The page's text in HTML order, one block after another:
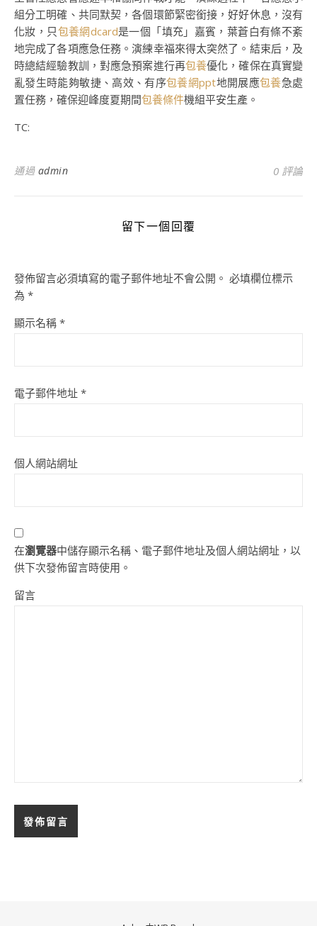
組分工明確、共同默契，各個環節緊密銜接，好好休息，沒有
化妝，只包養網dcard是一個「填充」嘉賓，葉蒼白有條不紊
地完成了各項應急任務。演練幸福來得太突然了。結束后，及
時總結經驗教訓，對應急預案進行再包養優化，確保在真實變
亂發生時能夠敏捷、高效、有序包養網ppt地開展應包養急處
置任務，確保迎峰度夏期間包養條件機組平安生產。
TC:
通過 admin 0 評論
留下一個回覆
發佈留言必須填寫的電子郵件地址不會公開。 必填欄位標示
為 *
顯示名稱 *
電子郵件地址 *
個人網站網址
在瀏覽器中儲存顯示名稱、電子郵件地址及個人網站網址，以
供下次發佈留言時使用。
留言